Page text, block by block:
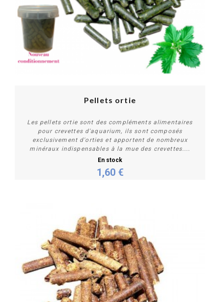
Personnaliser
Pellets ortie
Les pellets ortie sont des compléments alimentaires
pour crevettes d'aquarium, ils sont composés
exclusivement d'orties et apportent de nombreux
minéraux indispensables à la mue des crevettes....
En stock
1,60 €